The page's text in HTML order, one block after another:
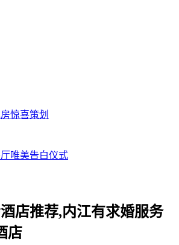
惊喜策划
唯美告白仪式
店推荐,内江有求婚服务
店